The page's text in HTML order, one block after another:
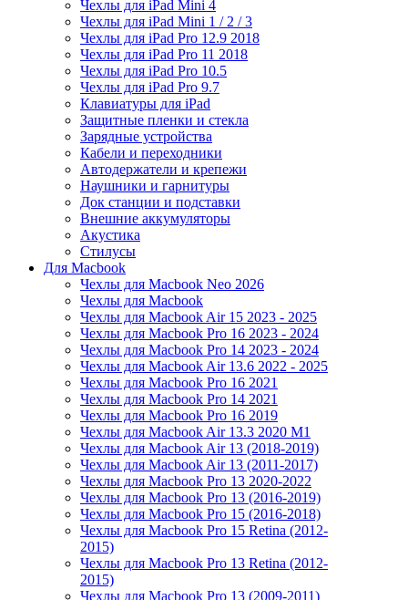
Чехлы для iPad Mini 4
Чехлы для iPad Mini 1 / 2 / 3
Чехлы для iPad Pro 12.9 2018
Чехлы для iPad Pro 11 2018
Чехлы для iPad Pro 10.5
Чехлы для iPad Pro 9.7
Клавиатуры для iPad
Защитные пленки и стекла
Зарядные устройства
Кабели и переходники
Автодержатели и крепежи
Наушники и гарнитуры
Док станции и подставки
Внешние аккумуляторы
Акустика
Стилусы
Для Macbook
Чехлы для Macbook Neo 2026
Чехлы для Macbook
Чехлы для Macbook Air 15 2023 - 2025
Чехлы для Macbook Pro 16 2023 - 2024
Чехлы для Macbook Pro 14 2023 - 2024
Чехлы для Macbook Air 13.6 2022 - 2025
Чехлы для Macbook Pro 16 2021
Чехлы для Macbook Pro 14 2021
Чехлы для Macbook Pro 16 2019
Чехлы для Macbook Air 13.3 2020 M1
Чехлы для Macbook Air 13 (2018-2019)
Чехлы для Macbook Air 13 (2011-2017)
Чехлы для Macbook Pro 13 2020-2022
Чехлы для Macbook Pro 13 (2016-2019)
Чехлы для Macbook Pro 15 (2016-2018)
Чехлы для Macbook Pro 15 Retina (2012-
2015)
Чехлы для Macbook Pro 13 Retina (2012-
2015)
Чехлы для Macbook Pro 13 (2009-2011)